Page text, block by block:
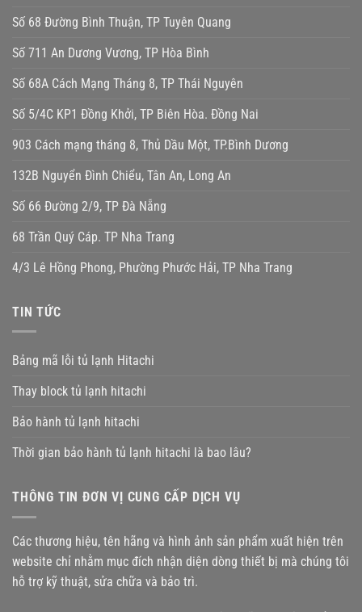
Số 68 Đường Bình Thuận, TP Tuyên Quang
Số 711 An Dương Vương, TP Hòa Bình
Số 68A Cách Mạng Tháng 8, TP Thái Nguyên
Số 5/4C KP1 Đồng Khởi, TP Biên Hòa. Đồng Nai
903 Cách mạng tháng 8, Thủ Dầu Một, TP.Bình Dương
132B Nguyển Đình Chiểu, Tân An, Long An
Số 66 Đường 2/9, TP Đà Nẵng
68 Trần Quý Cáp. TP Nha Trang
4/3 Lê Hồng Phong, Phường Phước Hải, TP Nha Trang
TIN TỨC
Bảng mã lỗi tủ lạnh Hitachi
Thay block tủ lạnh hitachi
Bảo hành tủ lạnh hitachi
Thời gian bảo hành tủ lạnh hitachi là bao lâu?
THÔNG TIN ĐƠN VỊ CUNG CẤP DỊCH VỤ
Các thương hiệu, tên hãng và hình ảnh sản phẩm xuất hiện trên
website chỉ nhằm mục đích nhận diện dòng thiết bị mà chúng tôi
hỗ trợ kỹ thuật, sửa chữa và bảo trì.